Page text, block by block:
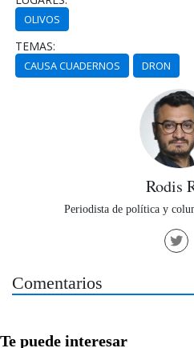
OLIVOS
TEMAS:
CAUSA CUADERNOS DRON
Rodis
Periodista de política y
Comentarios